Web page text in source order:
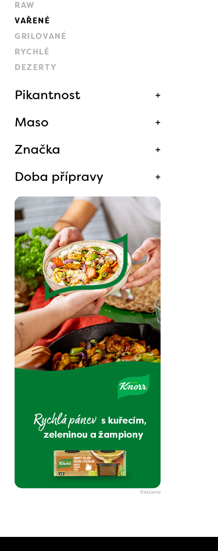
RAW
VAŘENÉ
GRILOVANÉ
RYCHLÉ
DEZERTY
Pikantnost
Maso
Značka
Doba přípravy